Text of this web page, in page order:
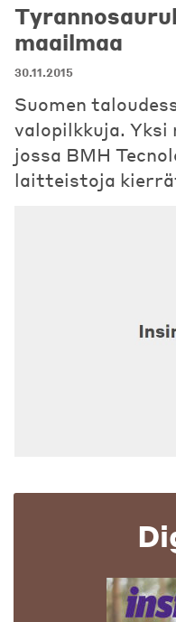
maailmaa
30.11.2015
Suomen
valopilkkuja. Yksi
jossa BMH
laitteistoja